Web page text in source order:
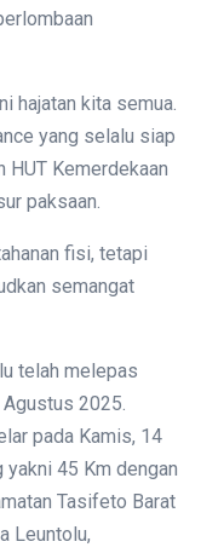
hajatan kita semua.
yang selalu siap
HUT Kemerdekaan
paksaan.
fisi, tetapi
semangat
telah melepas
2025.
pada Kamis, 14
yakni 45 Km dengan
Tasifeto Barat
Leuntolu,